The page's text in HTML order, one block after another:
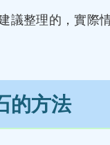
議整理的，實際
的方法